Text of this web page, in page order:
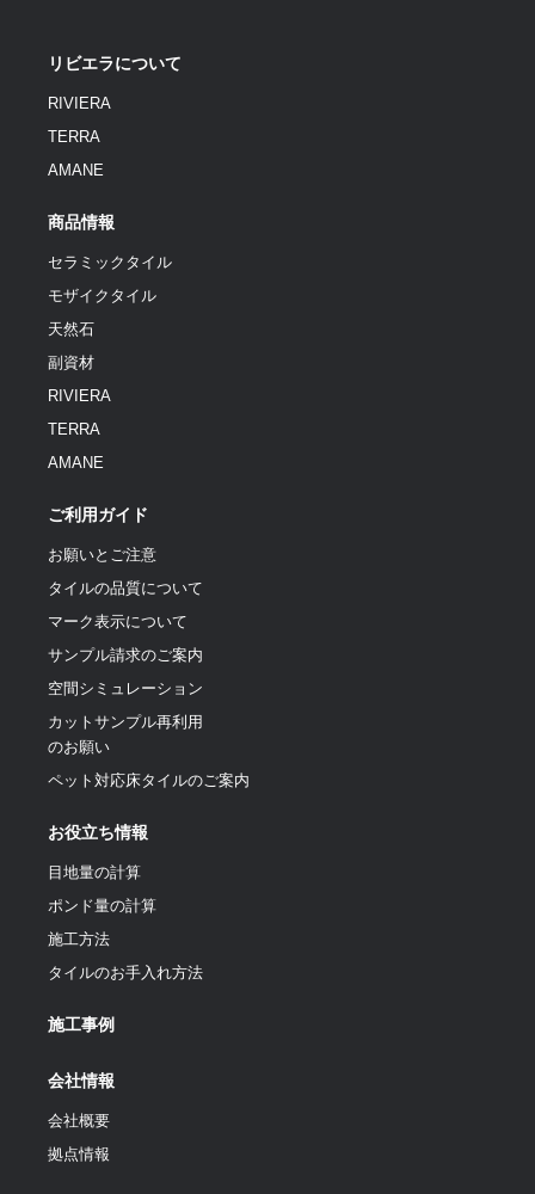
リビエラについて
RIVIERA
TERRA
AMANE
商品情報
セラミックタイル
モザイクタイル
天然石
副資材
RIVIERA
TERRA
AMANE
ご利用ガイド
お願いとご注意
タイルの品質について
マーク表示について
サンプル請求のご案内
空間シミュレーション
カットサンプル再利用
のお願い
ペット対応床タイルのご案内
お役立ち情報
目地量の計算
ポンド量の計算
施工方法
タイルのお手入れ方法
施工事例
会社情報
会社概要
拠点情報